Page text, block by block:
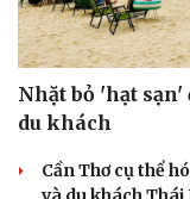
Nhặt bỏ 'hạt
du khách
Cần Thơ cụ thể